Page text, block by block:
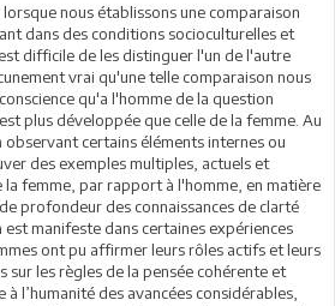
nous établissons une comparaison
dans des conditions socioculturelles et
difficile de les distinguer l'un de l'autre
vrai qu'une telle comparaison nous
qu'a l'homme de la question
plus développée que celle de la femme. Au
certains éléments internes ou
des exemples multiples, actuels et
la femme, par rapport à l'homme, en matière
profondeur des connaissances de clarté
est manifeste dans certaines expériences
ont pu affirmer leurs rôles actifs et leurs
les règles de la pensée cohérente et
l’humanité des avancées considérables,